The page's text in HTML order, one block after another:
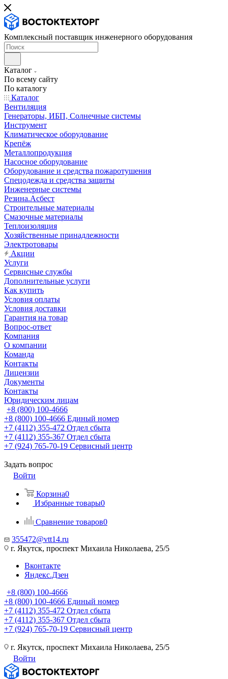
Комплексный поставщик инженерного оборудования
Каталог
По всему сайту
По каталогу
Каталог
Вентиляция
Генераторы, ИБП, Солнечные системы
Инструмент
Климатическое оборудование
Крепёж
Металлопродукция
Насосное оборудование
Оборудование и средства пожаротушения
Спецодежда и средства защиты
Инженерные системы
Резина.Асбест
Строительные материалы
Смазочные материалы
Теплоизоляция
Хозяйственные принадлежности
Электротовары
Акции
Услуги
Сервисные службы
Дополнительные услуги
Как купить
Условия оплаты
Условия доставки
Гарантия на товар
Вопрос-ответ
Компания
О компании
Команда
Контакты
Лицензии
Документы
Контакты
Юридическим лицам
+8 (800) 100-4666
+8 (800) 100-4666 Единый номер
+7 (4112) 355-472 Отдел сбыта
+7 (4112) 355-367 Отдел сбыта
+7 (924) 765-70-19 Сервисный центр
Задать вопрос
Войти
Корзина0
Избранные товары0
Сравнение товаров0
355472@vtt14.ru
г. Якутск, проспект Михаила Николаева, 25/5
Вконтакте
Яндекс.Дзен
+8 (800) 100-4666
+8 (800) 100-4666 Единый номер
+7 (4112) 355-472 Отдел сбыта
+7 (4112) 355-367 Отдел сбыта
+7 (924) 765-70-19 Сервисный центр
г. Якутск, проспект Михаила Николаева, 25/5
Войти